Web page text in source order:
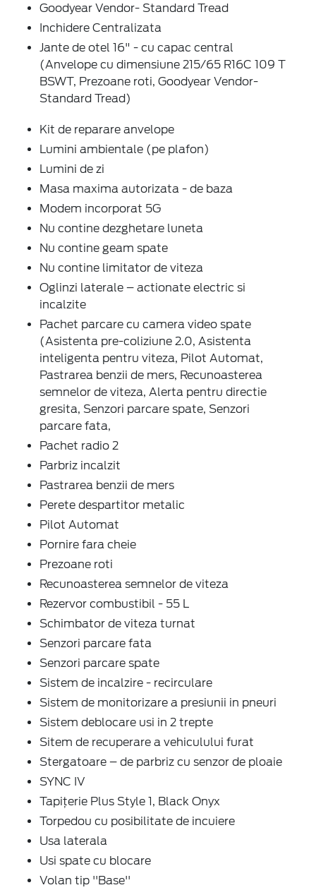
Goodyear Vendor- Standard Tread
Inchidere Centralizata
Jante de otel 16" - cu capac central
(Anvelope cu dimensiune 215/65 R16C 109 T
BSWT, Prezoane roti, Goodyear Vendor-
Standard Tread)
Kit de reparare anvelope
Lumini ambientale (pe plafon)
Lumini de zi
Masa maxima autorizata - de baza
Modem incorporat 5G
Nu contine dezghetare luneta
Nu contine geam spate
Nu contine limitator de viteza
Oglinzi laterale – actionate electric si
incalzite
Pachet parcare cu camera video spate
(Asistenta pre-coliziune 2.0, Asistenta
inteligenta pentru viteza, Pilot Automat,
Pastrarea benzii de mers, Recunoasterea
semnelor de viteza, Alerta pentru directie
gresita, Senzori parcare spate, Senzori
parcare fata,
Pachet radio 2
Parbriz incalzit
Pastrarea benzii de mers
Perete despartitor metalic
Pilot Automat
Pornire fara cheie
Prezoane roti
Recunoasterea semnelor de viteza
Rezervor combustibil - 55 L
Schimbator de viteza turnat
Senzori parcare fata
Senzori parcare spate
Sistem de incalzire - recirculare
Sistem de monitorizare a presiunii in pneuri
Sistem deblocare usi in 2 trepte
Sitem de recuperare a vehiculului furat
Stergatoare – de parbriz cu senzor de ploaie
SYNC IV
Tapițerie Plus Style 1, Black Onyx
Torpedou cu posibilitate de incuiere
Usa laterala
Usi spate cu blocare
Volan tip ''Base''